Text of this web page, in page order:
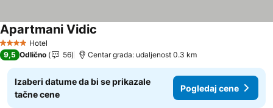
4 ZvezdiceHotel
Apartmani Vidic
9,5 Odlično 56 Centar grada: udaljenost 0.3 km
Izaberi datume da bi se prikazale
tačne cene
Pogledaj cene